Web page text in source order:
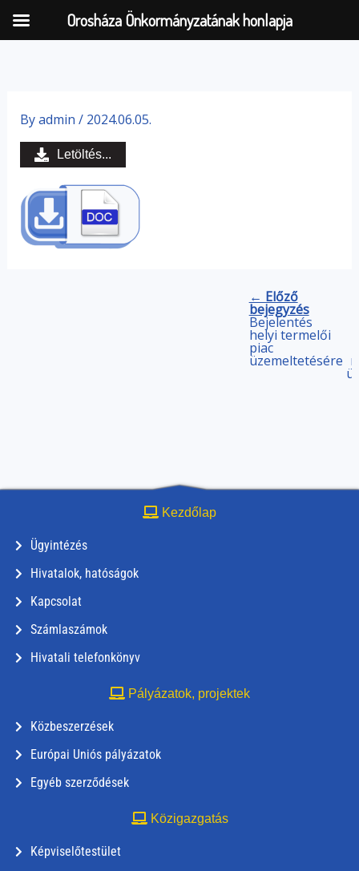
content
Byadmin / 2024.06.05.
Letöltés...
← Előző
bejegyzés
Bejelentés
helyi termelői
piac
üzemeltetésére
Kezdőlap
Ügyintézés
Hivatalok, hatóságok
Kapcsolat
Számlaszámok
Hivatali telefonkönyv
Pályázatok, projektek
Közbeszerzések
Európai Uniós pályázatok
Egyéb szerződések
Közigazgatás
Képviselőtestület
Orosháza Önkormányzatának honlapja